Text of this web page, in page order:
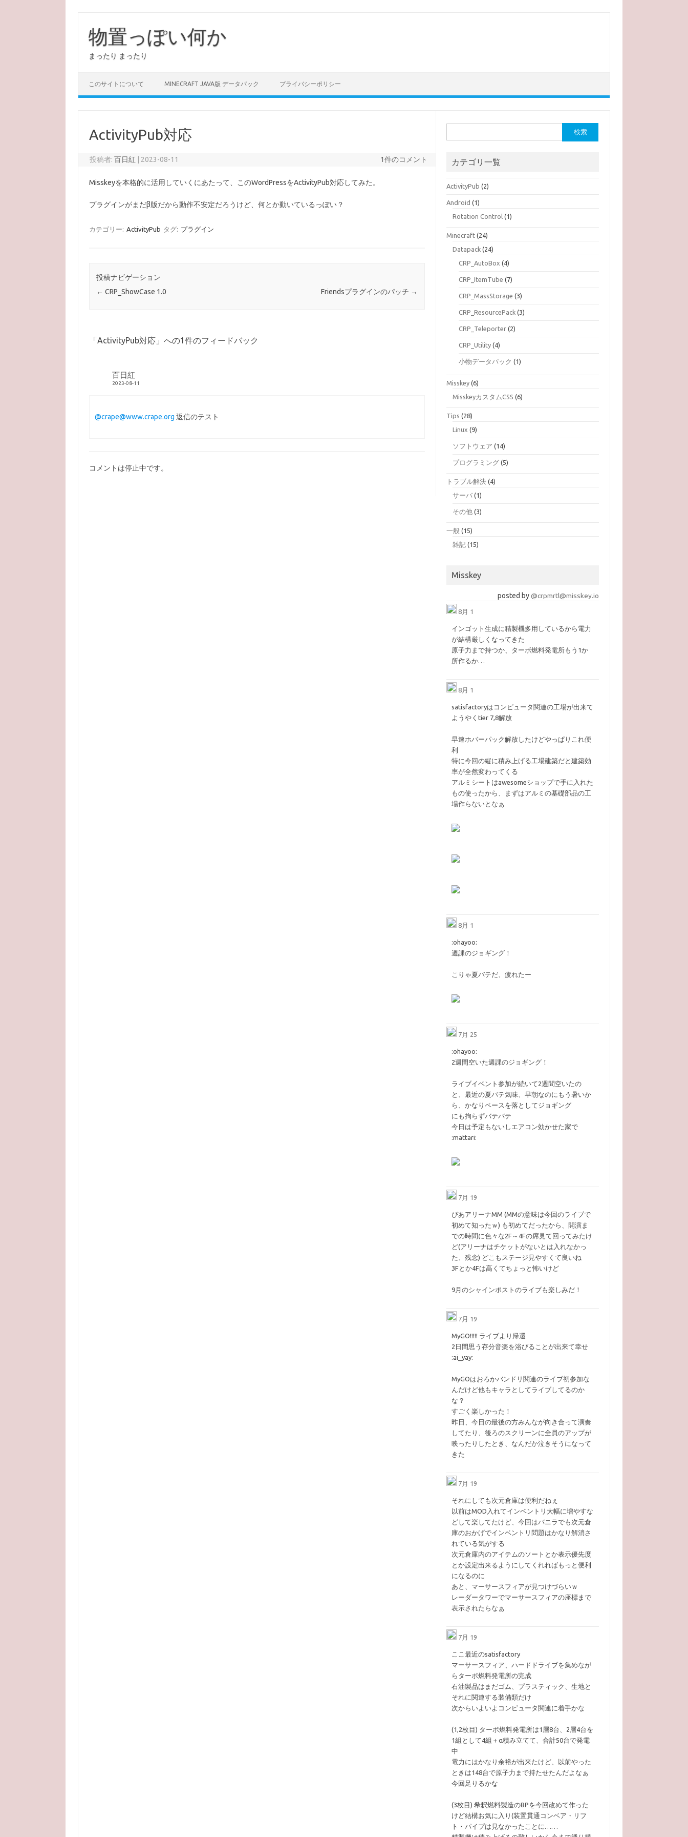
物置っぽい何か
まったり まったり
このサイトについて MINECRAFT JAVA版 データパック プライバシーポリシー
ActivityPub対応
投稿者:百日紅 2023-08-11 1件のコメント
Misskeyを本格的に活用していくにあたって、このWordPressをActivityPub対応してみた。
プラグインがまだβ版だから動作不安定だろうけど、何とか動いているっぽい？
カテゴリー: ActivityPub タグ: プラグイン
投稿ナビゲーション
← CRP_ShowCase 1.0 Friendsプラグインのパッチ →
「ActivityPub対応」への1件のフィードバック
百日紅
2023-08-11
@crape@www.crape.org 返信のテスト
コメントは停止中です。
索:
カテゴリ一覧
ActivityPub (2)
Android (1)
Rotation Control (1)
Minecraft (24)
Datapack (24)
CRP_AutoBox (4)
CRP_ItemTube (7)
CRP_MassStorage (3)
CRP_ResourcePack (3)
CRP_Teleporter (2)
CRP_Utility (4)
小物データパック (1)
Misskey (6)
MisskeyカスタムCSS (6)
Tips (28)
Linux (9)
ソフトウェア (14)
プログラミング (5)
トラブル解決 (4)
サーバ (1)
その他 (3)
一般 (15)
雑記 (15)
Misskey
posted by@crpmrtl@misskey.io
8月 1
インゴット生成に精製機多用しているから電力
が結構厳しくなってきた
原子力まで持つか、ターボ燃料発電所もう1か
所作るか…
8月 1
satisfactoryはコンピュータ関連の工場が出来て
ようやくtier 7,8解放
早速ホバーパック解放したけどやっぱりこれ便
利
特に今回の縦に積み上げる工場建築だと建築効
率が全然変わってくる
アルミシートはawesomeショップで手に入れた
もの使ったから、まずはアルミの基礎部品の工
場作らないとなぁ
8月 1
​:ohayoo:​
週課のジョギング！
こりゃ夏バテだ、疲れたー
7月 25
​:ohayoo:​
2週間空いた週課のジョギング！
ライブイベント参加が続いて2週間空いたの
と、最近の夏バテ気味、早朝なのにもう暑いか
ら、かなりペースを落としてジョギング
にも拘らずバテバテ
今日は予定もないしエアコン効かせた家で
:mattari:​
7月 19
ぴあアリーナMM (MMの意味は今回のライブで
初めて知ったｗ) も初めてだったから、開演ま
での時間に色々な2F～4Fの席見て回ってみたけ
ど(アリーナはチケットがないとは入れなかっ
た、残念) どこもステージ見やすくて良いね
3Fとか4Fは高くてちょっと怖いけど
9月のシャインポストのライブも楽しみだ！
7月 19
MyGO!!!!! ライブより帰還
2日間思う存分音楽を浴びることが出来て幸せ
:ai_yay:​
MyGOはおろかバンドリ関連のライブ初参加な
んだけど他もキャラとしてライブしてるのか
な？
すごく楽しかった！
昨日、今日の最後の方みんなが向き合って演奏
してたり、後ろのスクリーンに全員のアップが
映ったりしたとき、なんだか泣きそうになって
きた
7月 19
それにしても次元倉庫は便利だねぇ
以前はMOD入れてインベントリ大幅に増やすな
どして楽してたけど、今回はバニラでも次元倉
庫のおかげでインベントリ問題はかなり解消さ
れている気がする
次元倉庫内のアイテムのソートとか表示優先度
とか設定出来るようにしてくれればもっと便利
になるのに
あと、マーサースフィアが見つけづらいｗ
レーダータワーでマーサースフィアの座標まで
表示されたらなぁ
7月 19
ここ最近のsatisfactory
マーサースフィア、ハードドライブを集めなが
らターボ燃料発電所の完成
石油製品はまだゴム、プラスティック、生地と
それに関連する装備類だけ
次からいよいよコンピュータ関連に着手かな
(1,2枚目) ターボ燃料発電所は1層8台、2層4台を
1組として4組＋α積み立てて、合計50台で発電
中
電力にはかなり余裕が出来たけど、以前やった
ときは148台で原子力まで持たせたんだよなぁ
今回足りるかな
(3枚目) 希釈燃料製造のBPを今回改めて作った
けど結構お気に入り(装置貫通コンベア・リフ
ト・パイプは見なかったことに……